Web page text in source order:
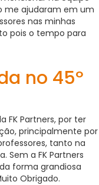
me ajudaram em um
nas minhas
pois o tempo para
no 45º
FK Partners, por ter
principalmente por
tanto na
Sem a FK Partners
forma grandiosa
Obrigado.